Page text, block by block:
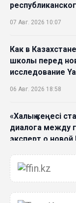
07 Авг. 2026 10:07
Как в
школы перед
исследование
06 Авг. 2026 18:58
«Халық кеңесі
диалога между
эксперт о новой
06 Авг. 2026 15:51
Главное
приблизить